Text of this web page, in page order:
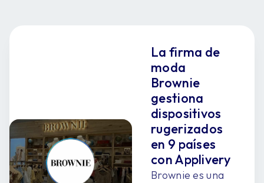
La firma de
moda
Brownie
gestiona
dispositivos
rugerizados
en 9 países
con Applivery
Brownie es una